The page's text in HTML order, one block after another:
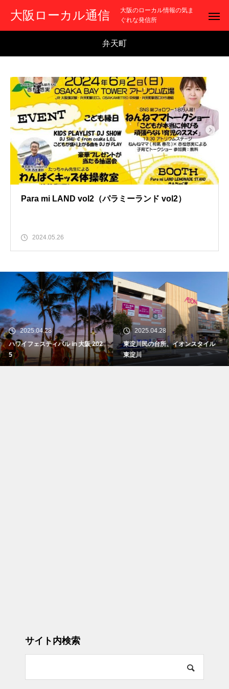
大阪ローカル通信
大阪のローカル情報の気ま
ぐれな発信所
弁天町
Para mi LAND vol2（パラミーランド vol2）
2024.05.26
ル in 大阪 202
2025.04.28
東淀川民の台所、イオンスタイル
東淀川
2024.11.24
ダイソー新大阪
閉店
サイト内検索